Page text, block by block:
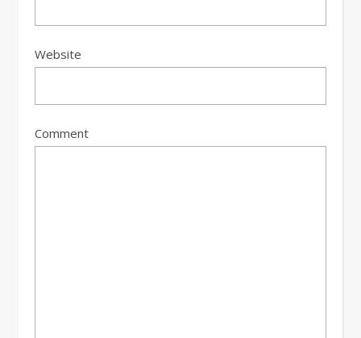
Website
Comment